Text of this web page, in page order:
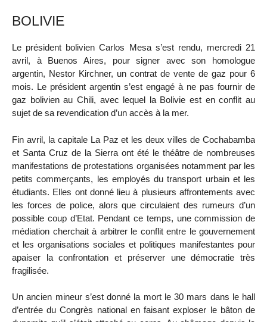
BOLIVIE
Le président bolivien Carlos Mesa s’est rendu, mercredi 21
avril, à Buenos Aires, pour signer avec son homologue
argentin, Nestor Kirchner, un contrat de vente de gaz pour 6
mois. Le président argentin s’est engagé à ne pas fournir de
gaz bolivien au Chili, avec lequel la Bolivie est en conflit au
sujet de sa revendication d’un accès à la mer.
Fin avril, la capitale La Paz et les deux villes de Cochabamba
et Santa Cruz de la Sierra ont été le théâtre de nombreuses
manifestations de protestations organisées notamment par les
petits commerçants, les employés du transport urbain et les
étudiants. Elles ont donné lieu à plusieurs affrontements avec
les forces de police, alors que circulaient des rumeurs d’un
possible coup d’Etat. Pendant ce temps, une commission de
médiation cherchait à arbitrer le conflit entre le gouvernement
et les organisations sociales et politiques manifestantes pour
apaiser la confrontation et préserver une démocratie très
fragilisée.
Un ancien mineur s’est donné la mort le 30 mars dans le hall
d’entrée du Congrès national en faisant exploser le bâton de